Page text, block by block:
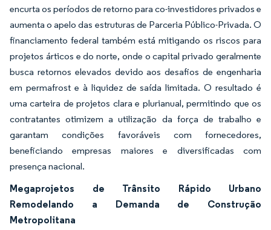
encurta os períodos de retorno para co-investidores privados e
aumenta o apelo das estruturas de Parceria Público-Privada. O
financiamento federal também está mitigando os riscos para
projetos árticos e do norte, onde o capital privado geralmente
busca retornos elevados devido aos desafios de engenharia
em permafrost e à liquidez de saída limitada. O resultado é
uma carteira de projetos clara e plurianual, permitindo que os
contratantes otimizem a utilização da força de trabalho e
garantam condições favoráveis com fornecedores,
beneficiando empresas maiores e diversificadas com
presença nacional.
Megaprojetos de Trânsito Rápido Urbano
Remodelando a Demanda de Construção
Metropolitana